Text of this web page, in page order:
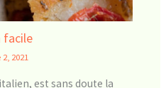
facile
2021
est sans doute la